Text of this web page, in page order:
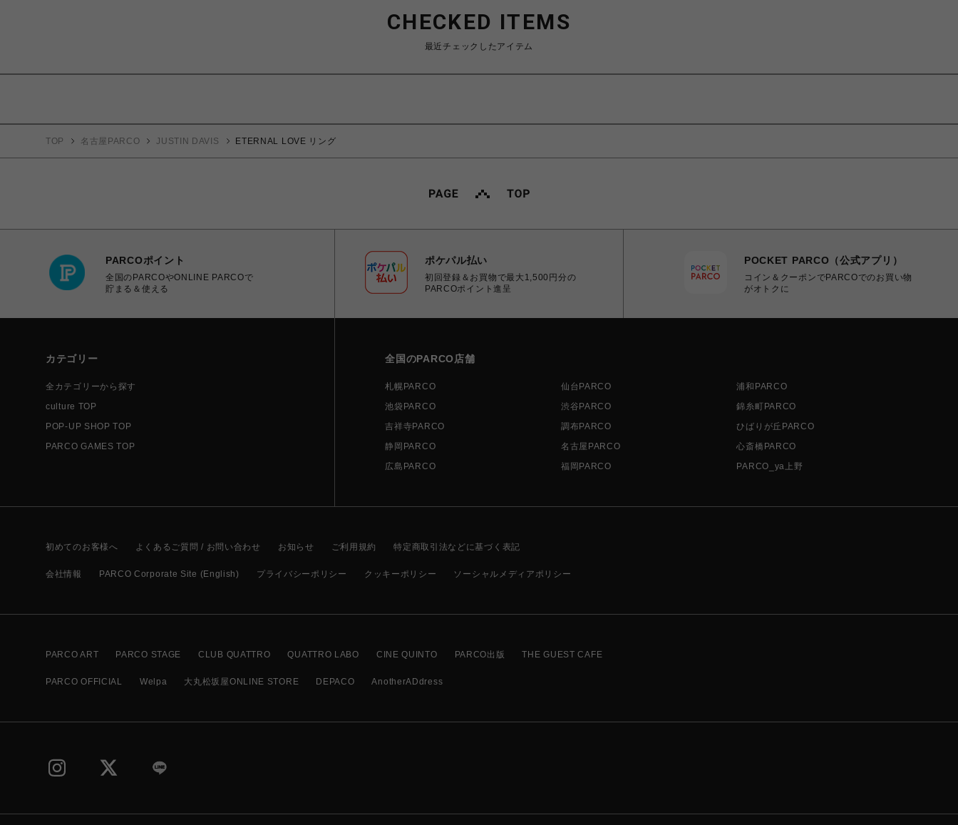
CHECKED ITEMS
最近チェックしたアイテム
TOP 名古屋PARCO JUSTIN DAVIS ETERNAL LOVE リング
PARCOポイント
全国のPARCOやONLINE PARCOで
貯まる＆使える
ポケパル払い
初回登録＆お買物で最大1,500円分の
PARCOポイント進呈
POCKET PARCO（公式アプリ）
コイン＆クーポンでPARCOでのお買い物
がオトクに
カテゴリー
全カテゴリーから探す
culture TOP
POP-UP SHOP TOP
PARCO GAMES TOP
全国のPARCO店舗
札幌PARCO 仙台PARCO
浦和PARCO
池袋PARCO
渋谷PARCO
錦糸町PARCO
吉祥寺PARCO
調布PARCO
ひばりが丘PARCO
静岡PARCO
名古屋PARCO
心斎橋PARCO
広島PARCO
福岡PARCO PARCO_ya上野
初めてのお客様へ よくあるご質問 / お問い合わせ お知らせ ご利用規約 特定商取引法などに基づく表記
会社情報 PARCO Corporate Site (English) プライバシーポリシー クッキーポリシー ソーシャルメディアポリシー
PARCO ART PARCO STAGE CLUB QUATTRO QUATTRO LABO CINE QUINTO PARCO出版 THE GUEST CAFE
PARCO OFFICIAL Welpa 大丸松坂屋ONLINE STORE DEPACO AnotherADdress